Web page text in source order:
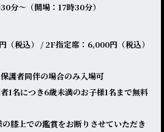
分～（開場：17時30分）
（税込） / 2F指定席：6,000円（税込）
護者同伴の場合のみ入場可
1名につき6歳未満のお子様1名まで無料
膝上での鑑賞をお断りさせていただき